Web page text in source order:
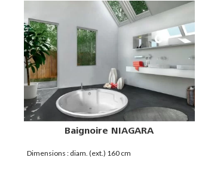
Baignoire NIAGARA
Dimensions : diam. (ext.) 160 cm